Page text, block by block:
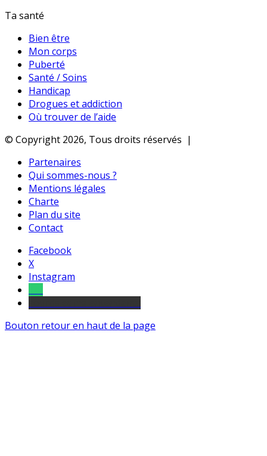
Ta santé
Bien être
Mon corps
Puberté
Santé / Soins
Handicap
Drogues et addiction
Où trouver de l’aide
© Copyright 2026, Tous droits réservés |
Partenaires
Qui sommes-nous ?
Mentions légales
Charte
Plan du site
Contact
Facebook
X
Instagram
Bouton retour en haut de la page